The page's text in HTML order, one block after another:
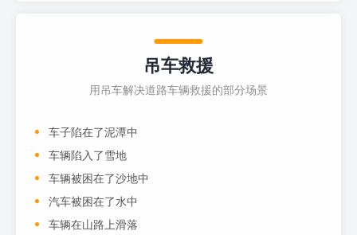
吊车救援
用吊车解决道路车辆救援的部分场景
车子陷在了泥潭中
车辆陷入了雪地
车辆被困在了沙地中
汽车被困在了水中
车辆在山路上滑落